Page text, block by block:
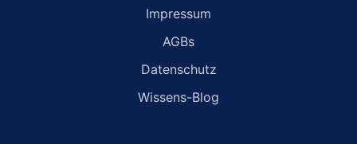
Impressum
AGBs
Datenschutz
Wissens-Blog